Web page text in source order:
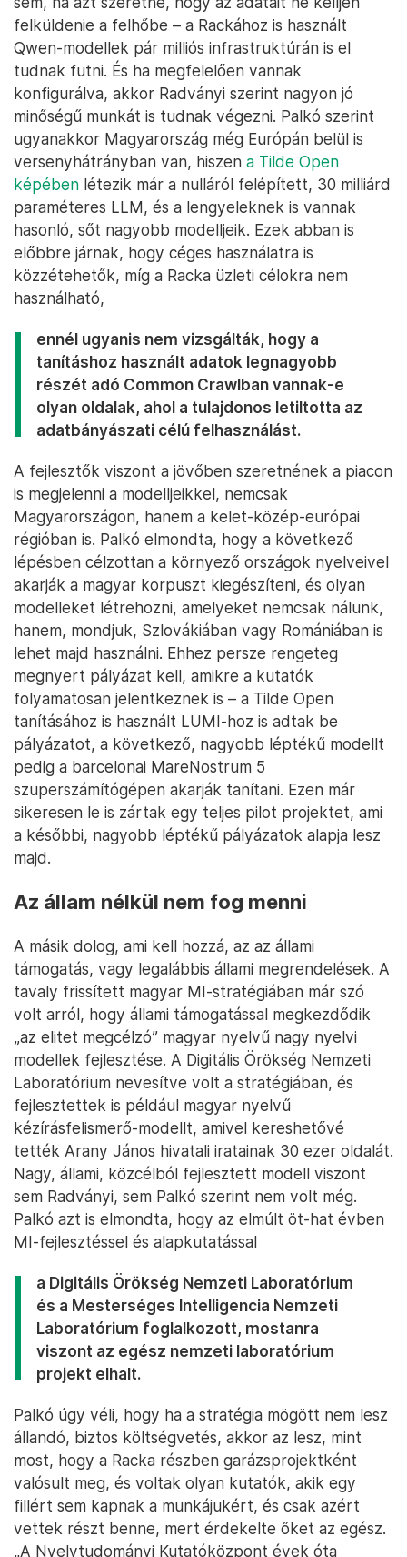
felküldenie a felhőbe – a Rackához is használt
Qwen-modellek pár milliós infrastruktúrán is el
tudnak futni. És ha megfelelően vannak
konfigurálva, akkor Radványi szerint nagyon jó
minőségű munkát is tudnak végezni. Palkó szerint
ugyanakkor Magyarország még Európán belül is
versenyhátrányban van, hiszen a Tilde Open
képében létezik már a nulláról felépített, 30 milliárd
paraméteres LLM, és a lengyeleknek is vannak
hasonló, sőt nagyobb modelljeik. Ezek abban is
előbbre járnak, hogy céges használatra is
közzétehetők, míg a Racka üzleti célokra nem
használható,
ennél ugyanis nem vizsgálták, hogy a
tanításhoz használt adatok legnagyobb
részét adó Common Crawlban vannak-e
olyan oldalak, ahol a tulajdonos letiltotta az
adatbányászati célú felhasználást.
A fejlesztők viszont a jövőben szeretnének a piacon
is megjelenni a modelljeikkel, nemcsak
Magyarországon, hanem a kelet-közép-európai
régióban is. Palkó elmondta, hogy a következő
lépésben célzottan a környező országok nyelveivel
akarják a magyar korpuszt kiegészíteni, és olyan
modelleket létrehozni, amelyeket nemcsak nálunk,
hanem, mondjuk, Szlovákiában vagy Romániában is
lehet majd használni. Ehhez persze rengeteg
megnyert pályázat kell, amikre a kutatók
folyamatosan jelentkeznek is – a Tilde Open
tanításához is használt LUMI-hoz is adtak be
pályázatot, a következő, nagyobb léptékű modellt
pedig a barcelonai MareNostrum 5
szuperszámítógépen akarják tanítani. Ezen már
sikeresen le is zártak egy teljes pilot projektet, ami
a későbbi, nagyobb léptékű pályázatok alapja lesz
majd.
Az állam nélkül nem fog menni
A másik dolog, ami kell hozzá, az az állami
támogatás, vagy legalábbis állami megrendelések. A
tavaly frissített magyar MI-stratégiában már szó
volt arról, hogy állami támogatással megkezdődik
„az elitet megcélzó” magyar nyelvű nagy nyelvi
modellek fejlesztése. A Digitális Örökség Nemzeti
Laboratórium nevesítve volt a stratégiában, és
fejlesztettek is például magyar nyelvű
kézírásfelismerő-modellt, amivel kereshetővé
tették Arany János hivatali iratainak 30 ezer oldalát.
Nagy, állami, közcélból fejlesztett modell viszont
sem Radványi, sem Palkó szerint nem volt még.
Palkó azt is elmondta, hogy az elmúlt öt-hat évben
MI-fejlesztéssel és alapkutatással
a Digitális Örökség Nemzeti Laboratórium
és a Mesterséges Intelligencia Nemzeti
Laboratórium foglalkozott, mostanra
viszont az egész nemzeti laboratórium
projekt elhalt.
Palkó úgy véli, hogy ha a stratégia mögött nem lesz
állandó, biztos költségvetés, akkor az lesz, mint
most, hogy a Racka részben garázsprojektként
valósult meg, és voltak olyan kutatók, akik egy
fillért sem kapnak a munkájukért, és csak azért
vettek részt benne, mert érdekelte őket az egész.
„A Nyelvtudományi Kutatóközpont évek óta